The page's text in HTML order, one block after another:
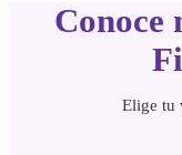
Conoce
Elige tu